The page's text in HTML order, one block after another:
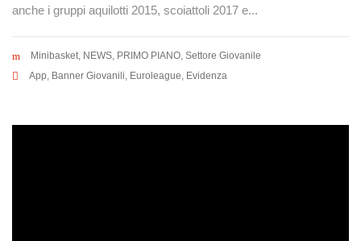
anche i gruppi aquilotti 2015, scoiattoli 2017 e...
Minibasket, NEWS, PRIMO PIANO, Settore Giovanile
App, Banner Giovanili, Euroleague, Evidenza